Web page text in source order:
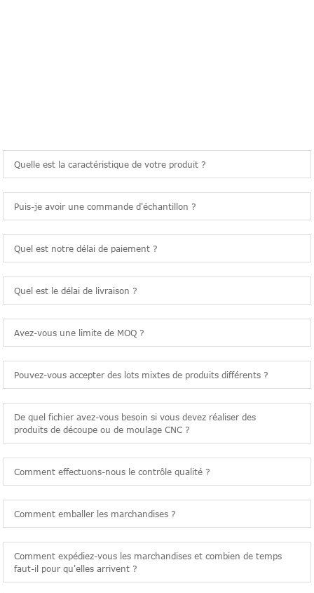
Quelle est la caractéristique de votre produit ?
Puis-je avoir une commande d'échantillon ?
Quel est notre délai de paiement ?
Quel est le délai de livraison ?
Avez-vous une limite de MOQ ?
Pouvez-vous accepter des lots mixtes de produits différents ?
De quel fichier avez-vous besoin si vous devez réaliser des
produits de découpe ou de moulage CNC ?
Comment effectuons-nous le contrôle qualité ?
Comment emballer les marchandises ?
Comment expédiez-vous les marchandises et combien de temps
faut-il pour qu'elles arrivent ?